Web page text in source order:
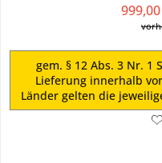
gem. § 12 Abs. 3 Nr. 1
Lieferung innerhalb
Länder gelten die